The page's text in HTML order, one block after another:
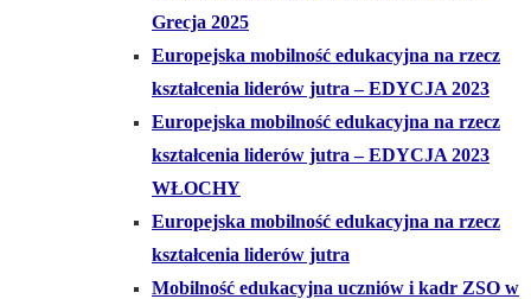
Grecja 2025
Europejska mobilność edukacyjna na rzecz
kształcenia liderów jutra – EDYCJA 2023
Europejska mobilność edukacyjna na rzecz
kształcenia liderów jutra – EDYCJA 2023
WŁOCHY
Europejska mobilność edukacyjna na rzecz
kształcenia liderów jutra
Mobilność edukacyjna uczniów i kadr ZSO w